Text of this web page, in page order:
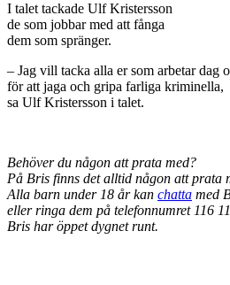
I talet tackade Ulf Kristersson
de som jobbar med att fånga
dem som spränger.
– Jag vill tacka alla er som arbetar dag
för att jaga och gripa farliga kriminella,
sa Ulf Kristersson i talet.
Behöver du någon att prata med?
På Bris finns det alltid någon att prata
Alla barn under 18 år kan chatta med
eller ringa dem på telefonnumret 116
Bris har öppet dygnet runt.